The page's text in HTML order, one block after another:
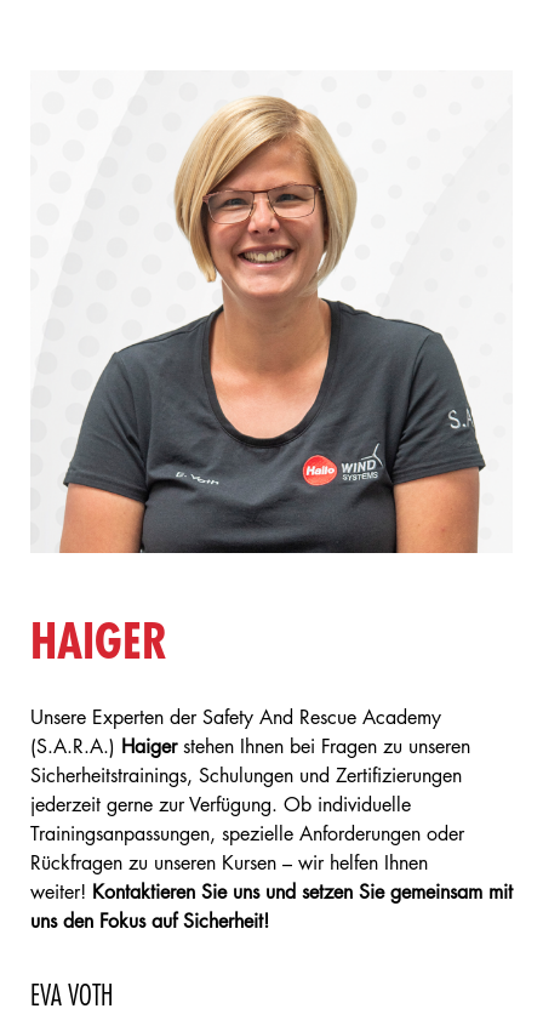
HAIGER
Unsere Experten der Safety And Rescue Academy
(S.A.R.A.) Haigerstehen Ihnen bei Fragen zu unseren
Sicherheitstrainings, Schulungen und Zertifizierungen
jederzeit gerne zur Verfügung. Ob individuelle
Trainingsanpassungen, spezielle Anforderungen oder
Rückfragen zu unseren Kursen – wir helfen Ihnen
weiter! Kontaktieren Sie uns und setzen Sie gemeinsam mit
uns den Fokus auf Sicherheit!
EVA VOTH